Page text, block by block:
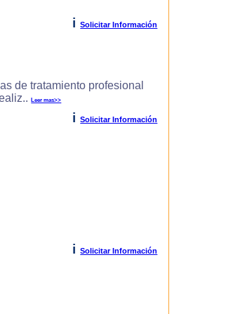
i Solicitar Información
de tratamiento profesional
Leer mas>>
i Solicitar Información
i Solicitar Información